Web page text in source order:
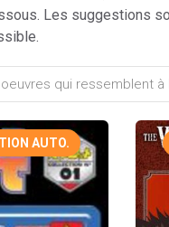
Les suggestions
AUTO.